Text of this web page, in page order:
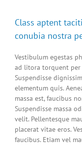
Class aptent
conubia nostra
Vestibulum egestas
ad litora torquent per
Suspendisse
elementum quis.
massa est, faucibus
Suspendisse massa
velit. Pellentesque
placerat vitae eros.
faucibus. Etiam vel